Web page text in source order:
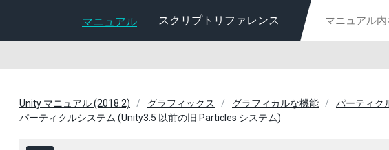
マニュアル スクリプトリファレンス
Unity マニュアル (2018.2) グラフィックス グラフィカルな機能
パーティク
パーティクルシステム (Unity3.5 以前の旧 Particles システム)